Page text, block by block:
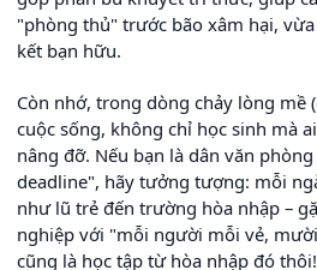
"phòng thủ" trước bão xâm hại,
kết bạn hữu.
Còn nhớ, trong dòng chảy lòng mề
cuộc sống, không chỉ học sinh mà
nâng đỡ. Nếu bạn là dân văn
deadline", hãy tưởng tượng: mỗi
như lũ trẻ đến trường hòa nhập –
nghiệp với "mỗi người mỗi vẻ,
cũng là học tập từ hòa nhập đó